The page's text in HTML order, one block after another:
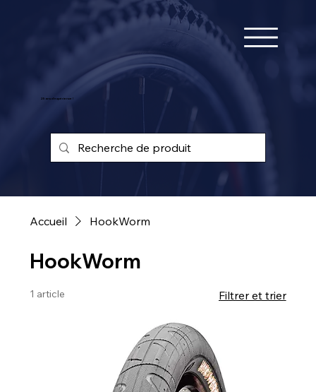
25 ans d'expérience !
Accueil HookWorm
HookWorm
1 article Filtrer et trier